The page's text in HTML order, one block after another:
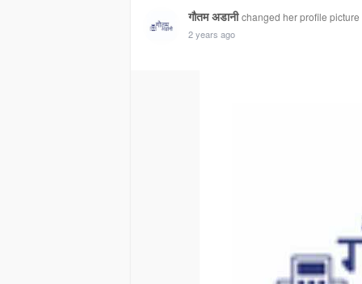
गौतम अडानी changed her profile picture
2 years ago